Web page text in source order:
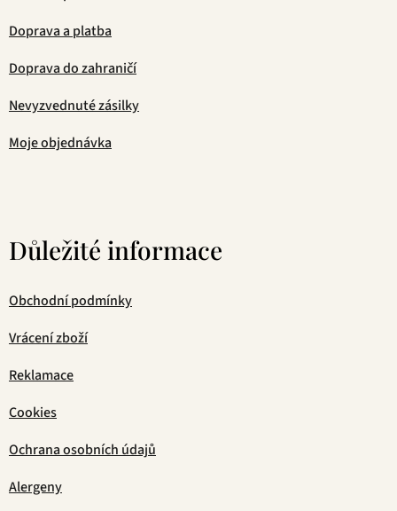
Doprava a platba
Doprava do zahraničí
Nevyzvednuté zásilky
Moje objednávka
Důležité informace
Obchodní podmínky
Vrácení zboží
Reklamace
Cookies
Ochrana osobních údajů
Alergeny